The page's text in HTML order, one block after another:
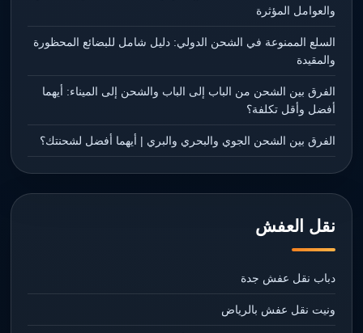
والعوامل المؤثرة
السلع الممنوعة في الشحن الدولي: دليل شامل للبضائع المحظورة
والمقيدة
الفرق بين الشحن من الباب إلى الباب والشحن إلى الميناء: أيهما
أفضل وأقل تكلفة؟
الفرق بين الشحن الجوي والبحري والبري | أيهما أفضل لشحنتك؟
نقل العفش
دباب نقل عفش جدة
ونيت نقل عفش بالرياض